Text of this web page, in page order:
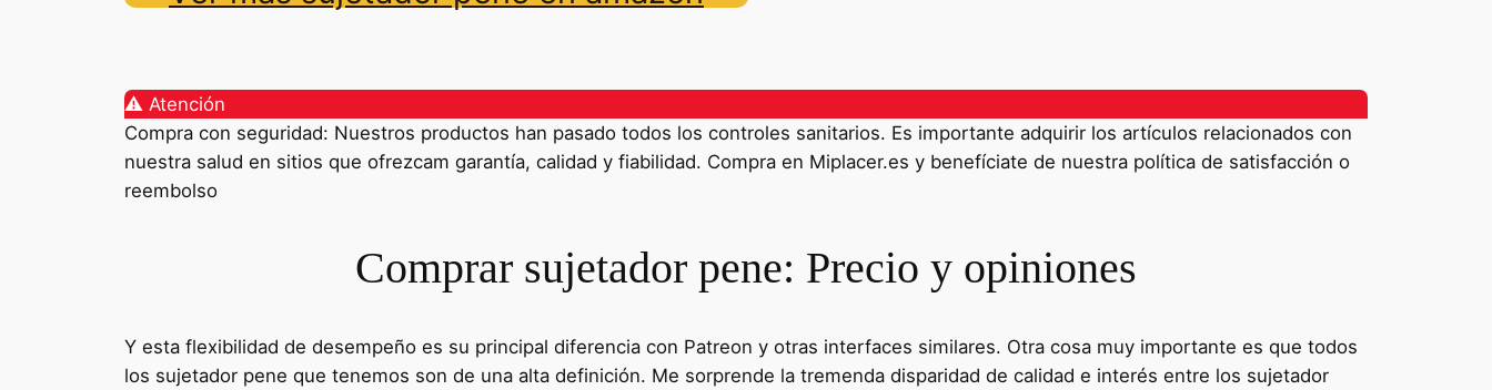
⚠️ Atención
Compra con seguridad: Nuestros productos han pasado todos los controles sanitarios. Es importante adquirir los artículos relacionados con
nuestra salud en sitios que ofrezcam garantía, calidad y fiabilidad. Compra en Miplacer.es y benefíciate de nuestra política de satisfacción o
reembolso
Comprar sujetador pene: Precio y opiniones
Y esta flexibilidad de desempeño es su principal diferencia con Patreon y otras interfaces similares. Otra cosa muy importante es que todos
los sujetador pene que tenemos son de una alta definición. Me sorprende la tremenda disparidad de calidad e interés entre los sujetador